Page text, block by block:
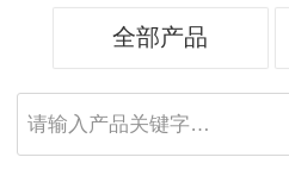
全部产品
请输入产品关键字…